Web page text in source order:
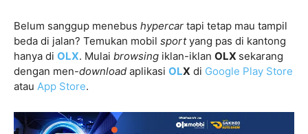
Belum sanggup menebus hypercar tapi tetap mau tampil
beda di jalan? Temukan mobil sportyang pas di kantong
hanya di OLX. Mulai browsing iklan-iklan OLX sekarang
dengan men-download aplikasi OLX di Google Play Store
atau App Store.